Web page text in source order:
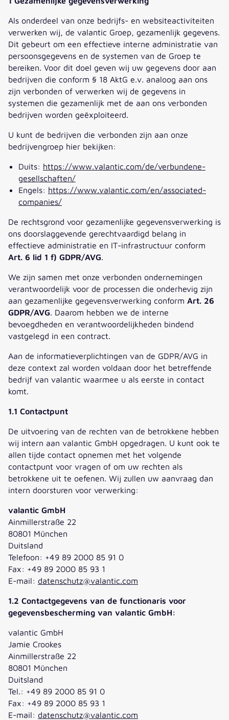
Als onderdeel van onze bedrijfs- en websiteactiviteiten
verwerken wij, de valantic Groep, gezamenlijk gegevens.
Dit gebeurt om een effectieve interne administratie van
persoonsgegevens en de systemen van de Groep te
bereiken. Voor dit doel geven wij uw gegevens door aan
bedrijven die conform § 18 AktG e.v. analoog aan ons
zijn verbonden of verwerken wij de gegevens in
systemen die gezamenlijk met de aan ons verbonden
bedrijven worden geëxploiteerd.
U kunt de bedrijven die verbonden zijn aan onze
bedrijvengroep hier bekijken:
Duits: https://www.valantic.com/de/verbundene-
gesellschaften/
Engels: https://www.valantic.com/en/associated-
companies/
De rechtsgrond voor gezamenlijke gegevensverwerking is
ons doorslaggevende gerechtvaardigd belang in
effectieve administratie en IT-infrastructuur conform
Art. 6 lid 1 f) GDPR/AVG
We zijn samen met onze verbonden ondernemingen
verantwoordelijk voor de processen die onderhevig zijn
aan gezamenlijke gegevensverwerking conform Art. 26
GDPR/AVG . Daarom hebben we de interne
bevoegdheden en verantwoordelijkheden bindend
vastgelegd in een contract.
Aan de informatieverplichtingen van de GDPR/AVG in
deze context zal worden voldaan door het betreffende
bedrijf van valantic waarmee u als eerste in contact
komt.
1.1 Contactpunt
De uitvoering van de rechten van de betrokkene hebben
wij intern aan valantic GmbH opgedragen. U kunt ook te
allen tijde contact opnemen met het volgende
contactpunt voor vragen of om uw rechten als
betrokkene uit te oefenen. Wij zullen uw aanvraag dan
intern doorsturen voor verwerking:
valantic GmbH
Ainmillerstraße 22
80801 München
Duitsland
Telefoon: +49 89 2000 85 91 0
Fax: +49 89 2000 85 93 1
E-mail: datenschutz@valantic.com
1.2 Contactgegevens van de functionaris voor
gegevensbescherming van valantic GmbH:
valantic GmbH
Jamie Crookes
Ainmillerstraße 22
80801 München
Duitsland
Tel.: +49 89 2000 85 91 0
Fax: +49 89 2000 85 93 1
E-mail: datenschutz@valantic.com